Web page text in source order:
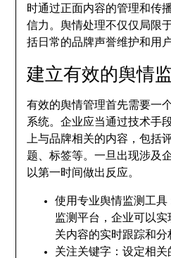
时通过正面内容的管理和传
信力。舆情处理不仅仅局限
括日常的品牌声誉维护和用
建立有效的舆情
有效的舆情管理首先需要一
系统。企业应当通过技术手
上与品牌相关的内容，包括
题、标签等。一旦出现涉及
以第一时间做出反应。
使用专业舆情监测工
监测平台，企业可以实
关内容的实时跟踪和分
关注关键字：设定相关